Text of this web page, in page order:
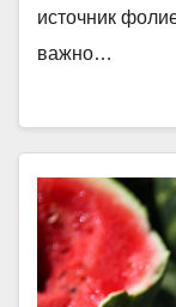
источник
важно…